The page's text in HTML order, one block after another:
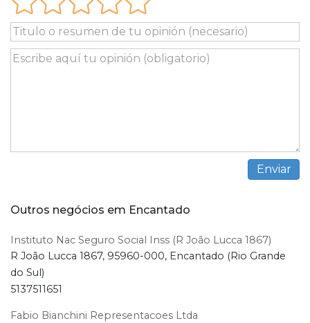
Outros negócios em Encantado
Instituto Nac Seguro Social Inss (R João Lucca 1867)
R João Lucca 1867, 95960-000, Encantado (Rio Grande
do Sul)
5137511651
Fabio Bianchini Representacoes Ltda